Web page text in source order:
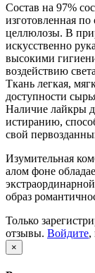
Состав на 97%
изготовленная
целлюлозы. В
искусственно
высокими
воздействию
Ткань легкая,
доступности
Наличие лайкры
истиранию,
свой
Изумительная
алом фоне
образ
Только
отзывы. Войдите,
×